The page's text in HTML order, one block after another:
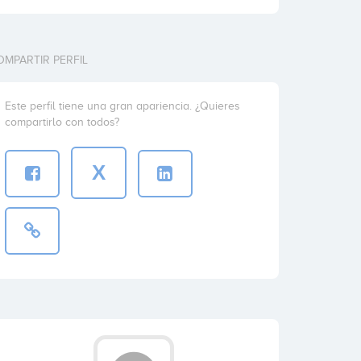
PERFIL
Este perfil tiene una gran apariencia. ¿Quieres
compartirlo con todos?
X